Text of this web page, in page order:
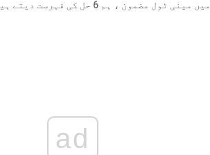
میں مینی ٹول مضمون ، ہم 6 حل کی فہرست دیتے ہیں۔ امید ہے کہ وہ آپ کی مدد کرسکتے ہیں۔
ad